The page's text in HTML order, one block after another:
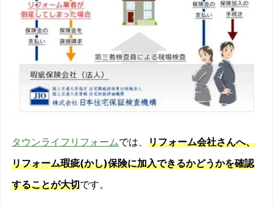
タウンライフリフォームでは、 リフォーム会社さんへ、
リフォーム瑕疵(かし)保険に加入できるかどうかを確認
することが大切です。